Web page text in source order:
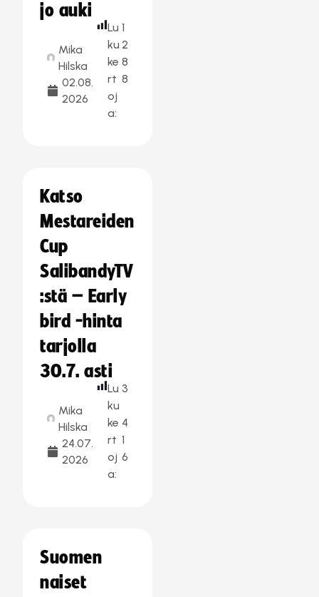
jo auki
Mika
Hilska
02.08.
2026
Lu
ku
ke
rt
oj
a:
1
2
8
8
Katso
Mestareiden
Cup
SalibandyTV
:stä – Early
bird -hinta
tarjolla
30.7. asti
Mika
Hilska
24.07.
2026
Lu
ku
ke
rt
oj
a:
3
4
1
6
Suomen
naiset